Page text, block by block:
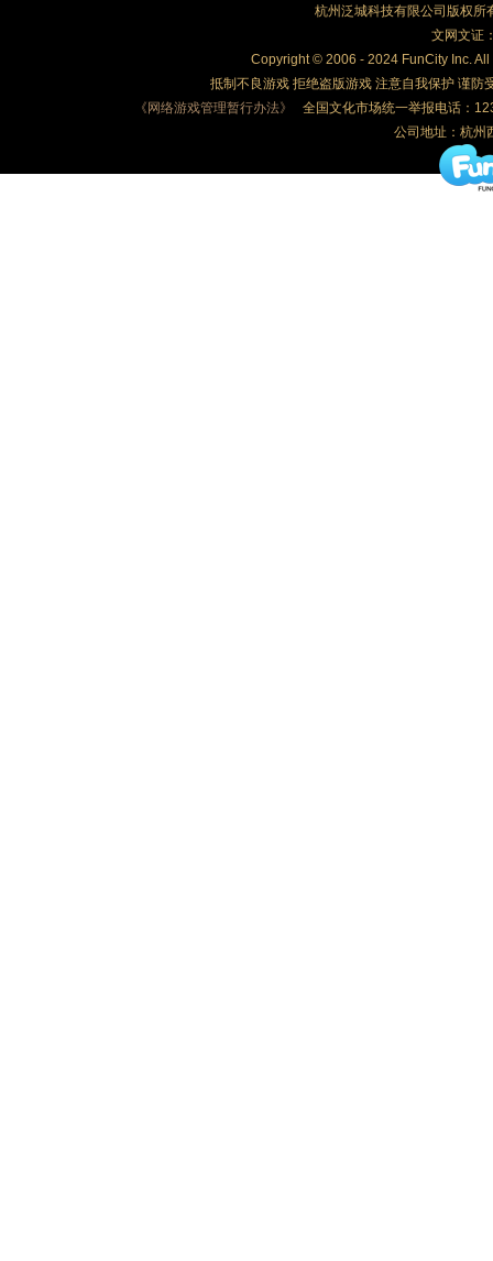
杭州泛城科技有限公司版权所
文网文证
Copyright © 2006 - 2024 FunCity Inc.
抵制不良游戏 拒绝盗版游戏 注意自我保护 谨防
《网络游戏管理暂行办法》
全国文化市场统一举报电话：
公司地址：杭州